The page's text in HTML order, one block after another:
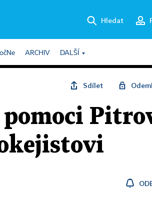
Hledat
ARCHIV DALŠÍ
Sdílet
pomoci